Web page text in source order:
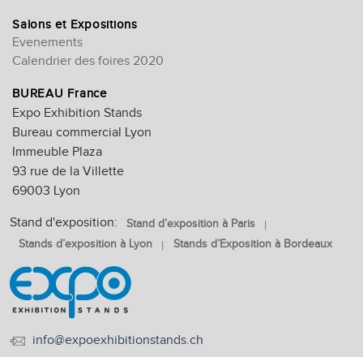
Salons et Expositions
Evenements
Calendrier des foires 2020
BUREAU France
Expo Exhibition Stands
Bureau commercial Lyon
Immeuble Plaza
93 rue de la Villette
69003 Lyon
Stand d'exposition:
Stand d’exposition à Paris
Stands d’exposition à Lyon
Stands d’Exposition à Bordeaux
info@expoexhibitionstands.ch